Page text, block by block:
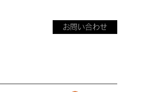
お問い合わせ